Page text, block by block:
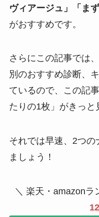
ヴィアージュ」「ま
がおすすめです。
さらにこの記事では
別のおすすめ診断、
ているので、この記
たりの1枚」がきっと
それでは早速、2つの
ましょう！
＼ 楽天・amazonラ